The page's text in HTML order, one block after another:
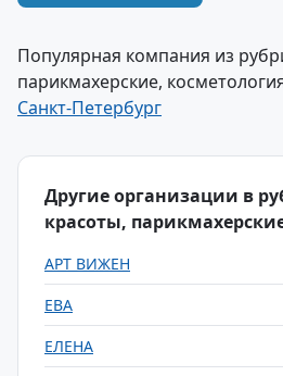
Популярная компания из
парикмахерские,
Санкт-Петербург
Другие организации в
красоты,
АРТ ВИЖЕН
ЕВА
ЕЛЕНА